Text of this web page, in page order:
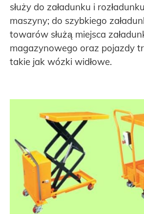
służy do załadunku i
maszyny; do szybkiego
towarów służą miejsca
magazynowego oraz pojazdy
takie jak wózki widłowe.